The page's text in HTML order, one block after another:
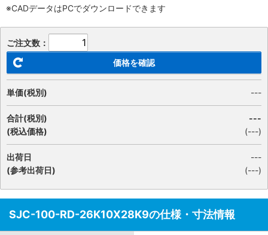
※CADデータはPCでダウンロードできます
ご注文数：
価格を確認
単価(税別) ---
合計(税別)
(税込価格)
---
(---)
出荷日
(参考出荷日)
---
(---)
SJC-100-RD-26K10X28K9の仕様・寸法情報